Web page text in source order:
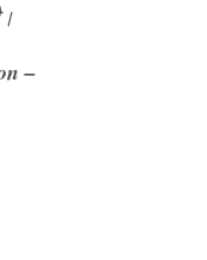
–